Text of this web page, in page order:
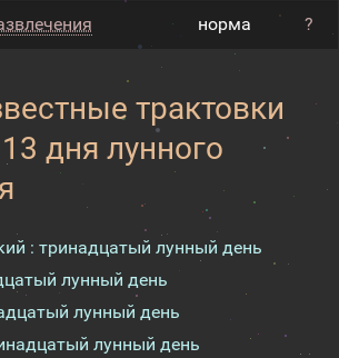
норма ?
трактовки
дня лунного
: тринадцатый лунный день
лунный день
лунный день
лунный день